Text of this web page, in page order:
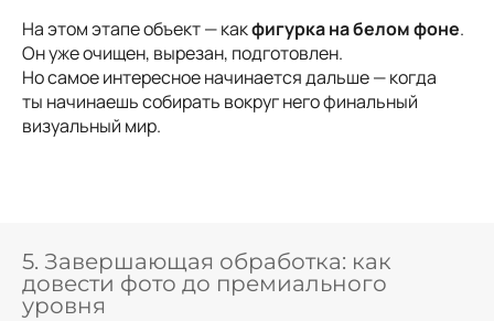
На этом этапе объект — какфигурка на белом фоне.
Он уже очищен, вырезан, подготовлен.
Но самое интересное начинается дальше — когда
ты начинаешь собирать вокруг него финальный
визуальный мир.
5. Завершающая обработка: как
довести фото до премиального
уровня